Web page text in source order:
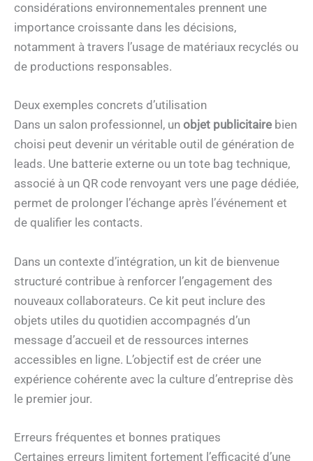
considérations environnementales prennent une
importance croissante dans les décisions,
notamment à travers l’usage de matériaux recyclés ou
de productions responsables.
Deux exemples concrets d’utilisation
Dans un salon professionnel, un objet publicitaire bien
choisi peut devenir un véritable outil de génération de
leads. Une batterie externe ou un tote bag technique,
associé à un QR code renvoyant vers une page dédiée,
permet de prolonger l’échange après l’événement et
de qualifier les contacts.
Dans un contexte d’intégration, un kit de bienvenue
structuré contribue à renforcer l’engagement des
nouveaux collaborateurs. Ce kit peut inclure des
objets utiles du quotidien accompagnés d’un
message d’accueil et de ressources internes
accessibles en ligne. L’objectif est de créer une
expérience cohérente avec la culture d’entreprise dès
le premier jour.
Erreurs fréquentes et bonnes pratiques
Certaines erreurs limitent fortement l’efficacité d’une